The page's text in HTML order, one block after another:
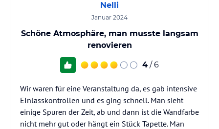
Nelli
Januar 2024
Schöne Atmosphäre, man musste langsam
renovieren
4 / 6
Wir waren für eine Veranstaltung da, es gab intensive
EInlasskontrollen und es ging schnell. Man sieht
einige Spuren der Zeit, ab und dann ist die Wandfarbe
nicht mehr gut oder hängt ein Stück Tapette. Man